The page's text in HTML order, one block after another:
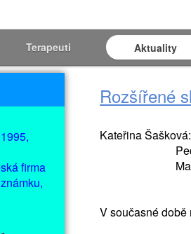
Terapeuti Aktuality
firma
Rozšířené
Kateřina
V současné